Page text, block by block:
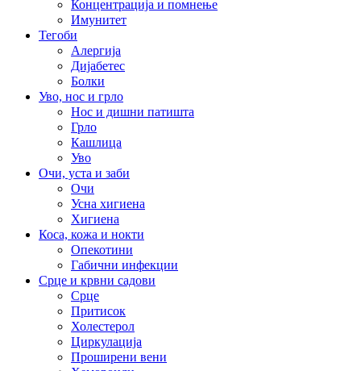
Концентрација и помнење
Имунитет
Тегоби
Алергија
Дијабетес
Болки
Уво, нос и грло
Нос и дишни патишта
Грло
Кашлица
Уво
Очи, уста и заби
Очи
Усна хигиена
Хигиена
Коса, кожа и нокти
Опекотини
Габични инфекции
Срце и крвни садови
Срце
Притисок
Холестерол
Циркулација
Проширени вени